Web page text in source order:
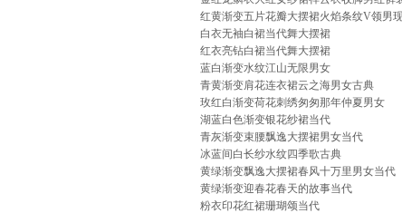
红黄渐变五片花瓣大摆裙火焰条纹V领男
白衣无袖白裙当代舞大摆裙
红衣亮钻白裙当代舞大摆裙
蓝白渐变水纹江山无限男女
青黄渐变肩花连衣裙云之海男女古典
玫红白渐变荷花刺绣匆匆那年仲夏男女
湖蓝白色渐变银花纱裙当代
青灰渐变束腰飘逸大摆裙男女当代
冰蓝间白长纱水纹四季歌古典
黄绿渐变飘逸大摆裙春风十万里男女当代
黄绿渐变迎春花春天的故事当代
粉衣印花红裙珊瑚颂当代